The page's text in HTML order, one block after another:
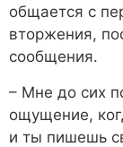
общается с
вторжения,
сообщения.
– Мне до сих
ощущение,
и ты пишешь